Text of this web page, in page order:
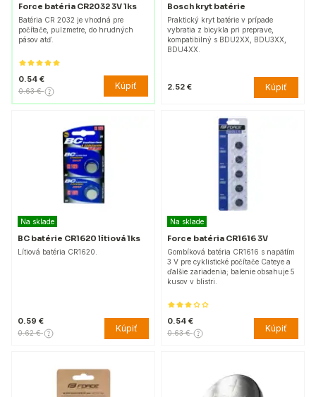
Force batéria CR2032 3V 1ks
Batéria CR 2032 je vhodná pre
počítače, pulzmetre, do hrudných
pásov atď.
0.54 €
0.63 € Kúpiť
Bosch kryt batérie
Praktický kryt batérie v prípade
vybratia z bicykla pri preprave,
kompatibilný s BDU2XX, BDU3XX,
BDU4XX.
2.52 € Kúpiť
Na sklade
BC batérie CR1620 lítiová 1ks
Lítiová batéria CR1620.
0.59 €
0.62 € Kúpiť
Na sklade
Force batéria CR1616 3V
Gombíková batéria CR1616 s napätím
3 V pre cyklistické počítače Cateye a
ďalšie zariadenia; balenie obsahuje 5
kusov v blistri.
0.54 €
0.63 € Kúpiť